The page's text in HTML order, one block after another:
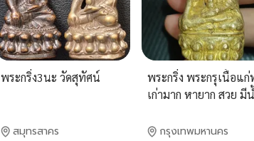
พระกริ่ง3นะ วัดสุทัศน์
สมุทรสาคร
พระกริ่ง พระกรุเนื้อแก่
เก่ามาก หายาก สวย มี
กรุงเทพมหานคร